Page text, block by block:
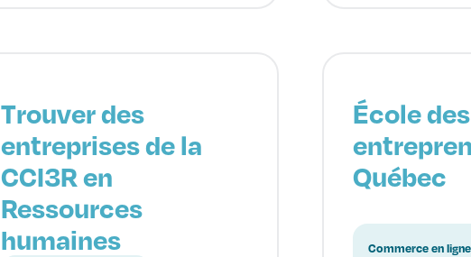
Trouver des
entreprises de la
CCI3R en
Ressources
humaines
École des
Québec
Commerce en ligne